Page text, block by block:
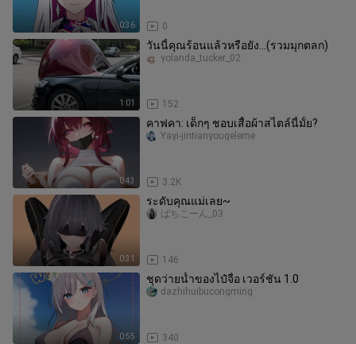
0:36 0
1:01
วันนี้คุณร้อนแล้วหรือยัง…(รวมมุกตลก)
152
yolanda_tucker_02
0:43
คาฟคา: เด็กๆ ชอบเสื้อผ้าสไตล์นี้มั้ย?
3.2K
Yayi-jintianyougeleme
0:31
ระดับคุณแม่เลย~
146
ばちこーん_03
0:55
ชุดว่ายน้ำของไป๋จื่อ เวอร์ชัน 1.0
340
dazhihuibucongming